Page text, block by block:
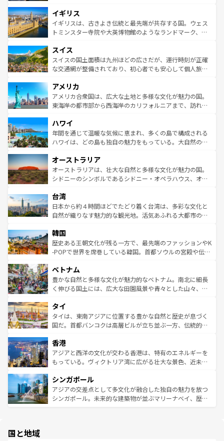
いる。シャンパンの発祥地であるランス、プロヴァンスの
香り高いラベンダー畑など、多彩な楽しみ方が可能だ。さ
らに、パリ以外の地域にも魅力が溢れており、どの街角に
れる地方に足を運ぶとそれぞれで全く異なる文化を体験で
きるだろう。 なお、新着のフランス情報はコンテンツ一覧
を参照してほしい。
顔を持つこの国は、どこを歩いても飽きることがない。ベ
ルリンの文化的活気、バイエルン州のアルプスの絶景、そ
してライン川沿いのワイン畑といった風景は必見。ビール
は、お酒好きな人にはぜひ体験してほしい。 なお、新着の
ドイツ情報はコンテンツ一覧を参照してほしい。
イギリス
イギリスは、古きよき伝統と最先端が共存する国。ウェス
トミンスター寺院や大英博物館のようなランドマーク、歴
リアごとに異なる魅力がある。また、優雅なアフタヌーン
ティー、ビール好きにはたまらない英国パブ、サッカー観
戦など、本場だからこそできる体験も豊富。イギリスを旅
ンツ一覧を参照してほしい。
スイス
スイスの国土面積は九州ほどの広さだが、運行時刻が正確
な交通網が整備されており、初心者でも安心して個人旅行
の建物がそのまま残る町や、スイスならではのユニークな
博物館もあり、アルプス観光だけでなく町歩きも満喫する
ことができる。国民の所得が高いため物価も高いが、旅行
ば市内交通費無料で観光を楽しむこともできる。 なお、新
着のスイス情報はコンテンツ一覧 を参照してほしい。
アメリカ
アメリカ合衆国は、広大な土地と多様な文化が魅力の国。
東海岸の都市部から西海岸のカリフォルニアまで、訪れる
のような巨大都市は、観光、ショッピング、エンターテイ
ンメントが詰まった刺激的なスポットだ。一方、アメリカ
西部には大自然が広がり、グランドキャニオンやイエロー
部のニューオーリンズでは、音楽と美食が融合した独特の
文化が魅力。旅行者はアメリカの各地域で異なる魅力を楽
しみながら、その多様性と豊かな歴史を感じることができ
ならではの贅沢な旅のスタイルだ。 なお、新着のアメリカ
情報はコンテンツ一覧を参照してほしい。
ハワイ
年間を通じて温暖な気候に恵まれ、多くの島で構成される
ハワイは、どの島も独自の魅力をもっている。大自然の神
ワイ島は見逃せない。また、定番の観光地といえばオアフ
島だが、静かな自然を求めるならマウイ島やカウアイ島が
おすすめ。エメラルドグリーンに輝く海をはじめ、豊かな
れるおもてなしの心で訪れる人々を迎えてくれるハワイの
人々、おいしいローカルフードやハワイアンミュージッ
ク、伝統的なフラダンスなど、すべてがハワイの魅力を彩
ワイを、存分に味わってほしい。 なお、新着のハワイ情報
はコンテンツ一覧を参照してほしい。
オーストラリア
オーストラリアは、壮大な自然と多様な文化が魅力の国。
シドニーのシンボルであるシドニー・オペラハウス、オー
リアリーフや大陸中央部にそびえるウルル（エアーズロッ
ク）、タスマニアの美しい原生林やケアンズの熱帯雨林な
ど、見どころがたくさん。また、カフェやワイン、オージ
いる。アクティビティも充実しており、サーフィンやダイ
ビング、ハイキングなど、アウトドア好きにはたまらな
い。オーストラリアの多彩な魅力を存分に味わいつくそ
参照してほしい。
台湾
日本から約４時間ほどでたどり着く台湾は、多彩な文化と
自然が織りなす魅力的な観光地。活気あふれる大都市の台
ン）、静ひつな山岳地帯である台湾東部など、都市の喧騒
と山間の静けさが共存しており、訪れる人に新しい発見と
驚きをもたらしてくれる。また、奥深い台湾の食文化も魅
容にもいいと評判のスイーツなど、バラエティ豊かな料理
が味わえる。 なお、新着の台湾情報は コンテンツ一覧を参
照してほしい。
韓国
歴史ある王朝文化が残る一方で、最先端のファッションやK
-POPで世界を席巻している韓国。首都ソウルの宮殿や伝統
き、地方に足を延ばせば四季折々の自然美を楽しむことが
できる。そして、キムチや焼肉、絶品のストリートフード
まで、さまざまな韓国料理が待っている。夜には、韓国な
リティに包まれながら、韓国の多彩な魅力を心ゆくまで味
わってみてほしい。 なお、新着の韓国情報はコンテンツ一
覧を参照してほしい。
ベトナム
豊かな自然と多様な文化が魅力的なベトナム。南北に細長
く伸びる国土には、広大な田園風景や青々とした山々、世
急速な発展と共に伝統が息づく。ハノイの古い町並みやホ
ーチミン市のフランス統治時代の建物も、独特の雰囲気を
醸し出している。また、バラエティの豊かさとおいしさで
とつ。フォーやバインミー、ベトナムコーヒーなどは、ぜ
ひ現地で味わいたい。どの地域を訪れてもあたたかい人々
が旅行者を迎えてくれるので、きっと忘れられない旅にな
参照してほしい。
タイ
タイは、東南アジアに位置する豊かな自然と歴史が息づく
国だ。首都バンコクは高層ビルが立ち並ぶ一方、伝統的な
の活気が交差している。北部ではチェンマイなどの山岳地
帯で自然と触れ合い、南部ではプーケットやクラビの美し
いビーチでリゾート気分を楽しむことができる。タイ料理
激する。気候は一年中温暖で、どの季節にも異なる楽しみ
が待っている。親しみやすいタイの人々、仏教を中心とし
た文化、そして多様な観光資源が、訪れる旅人を魅了し続
香港
アジアと西洋の文化が交わる香港は、特有のエネルギーを
もっている。ヴィクトリア湾に広がる壮大な景色、近未来
み、どこを訪れても感動するはず。観光スポットが密集し
ており、効率よく見どころを回れるのも魅力。息をのむよ
うな絶景から文化的な体験まで、香港を存分に楽しみ尽く
シンガポール
アジアの交差点として多文化が融合した独自の魅力を放つ
シンガポール。未来的な建築物が並ぶマリーナベイ、歴史
国と地域